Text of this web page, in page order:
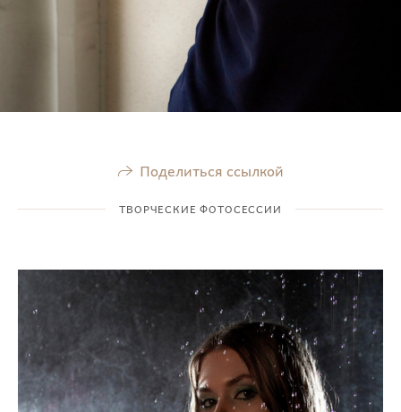
Поделиться ссылкой
ТВОРЧЕСКИЕ ФОТОСЕССИИ